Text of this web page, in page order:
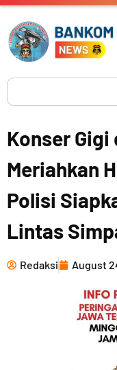
Skip
content
Search
Konser Gigi
Meriahkan
Polisi
Lintas
Redaksi August